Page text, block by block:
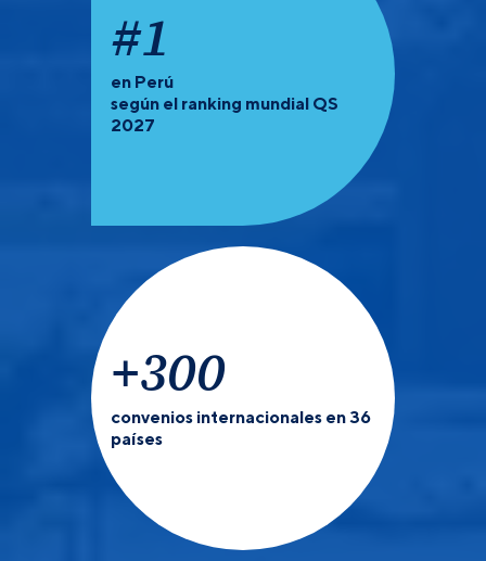
#1
en Perú
según el ranking mundial QS
2027
+300
convenios internacionales en 36
países